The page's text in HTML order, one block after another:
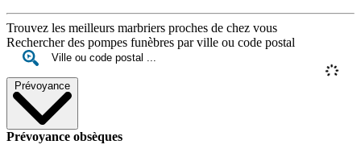
Trouvez les meilleurs marbriers proches de chez vous
Rechercher des pompes funèbres par ville ou code postal
Prévoyance
Prévoyance obsèques